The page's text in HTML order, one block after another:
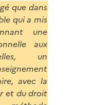
que dans
qui a mis
une
aux
un
avec la
et du droit